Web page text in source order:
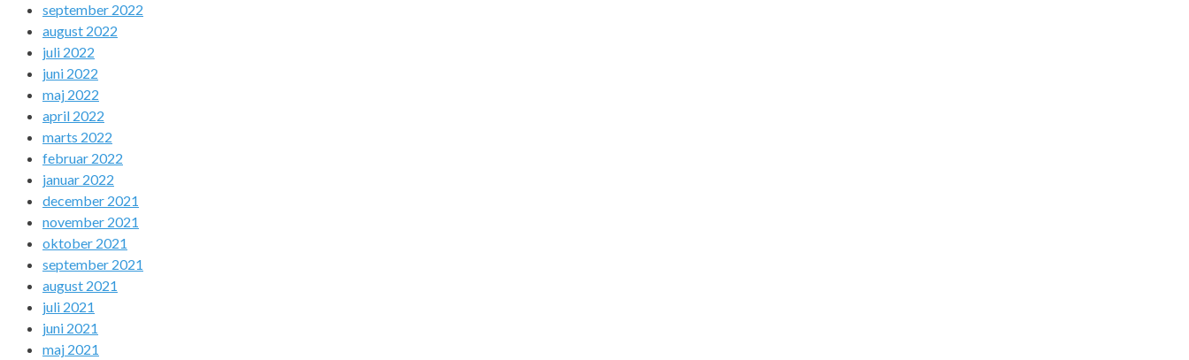
september 2022
august 2022
juli 2022
juni 2022
maj 2022
april 2022
marts 2022
februar 2022
januar 2022
december 2021
november 2021
oktober 2021
september 2021
august 2021
juli 2021
juni 2021
maj 2021